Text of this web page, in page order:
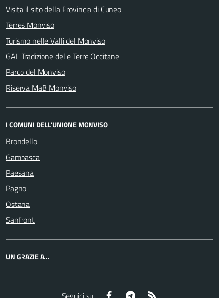
Visita il sito della Provincia di Cuneo
Terres Monviso
Turismo nelle Valli del Monviso
GAL Tradizione delle Terre Occitane
Parco del Monviso
Riserva MaB Monviso
I COMUNI DELL'UNIONE MONVISO
Brondello
Gambasca
Paesana
Pagno
Ostana
Sanfront
UN GRAZIE A...
Seguici su Facebook Telegram